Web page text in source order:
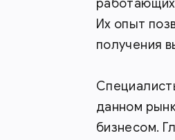
Их опыт
получения
данном
бизнесом.